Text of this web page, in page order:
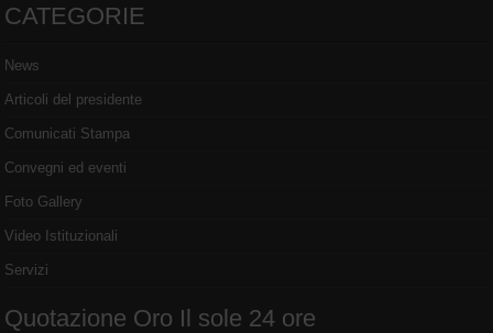
CATEGORIE
News
Articoli del presidente
Comunicati Stampa
Convegni ed eventi
Foto Gallery
Video Istituzionali
Servizi
Quotazione Oro Il sole 24 ore